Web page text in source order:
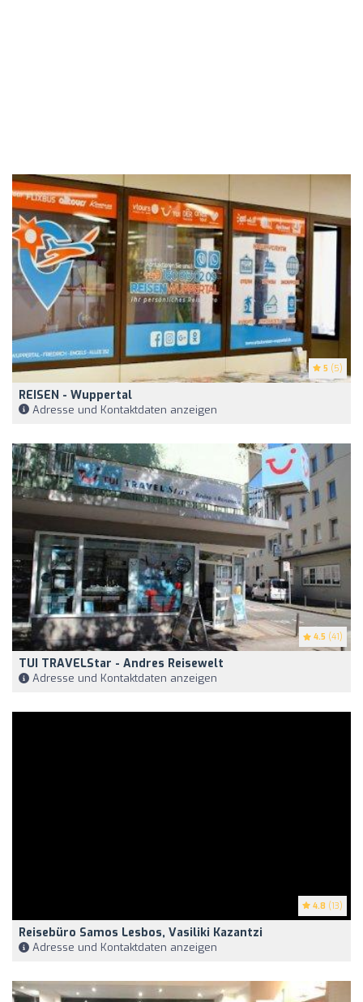
5 (5)
REISEN - Wuppertal
Adresse und Kontaktdaten anzeigen
4.5 (41)
TUI TRAVELStar - Andres Reisewelt
Adresse und Kontaktdaten anzeigen
4.8 (13)
Reisebüro Samos Lesbos, Vasiliki Kazantzi
Adresse und Kontaktdaten anzeigen